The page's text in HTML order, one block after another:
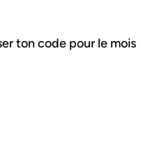
ton code pour le mois